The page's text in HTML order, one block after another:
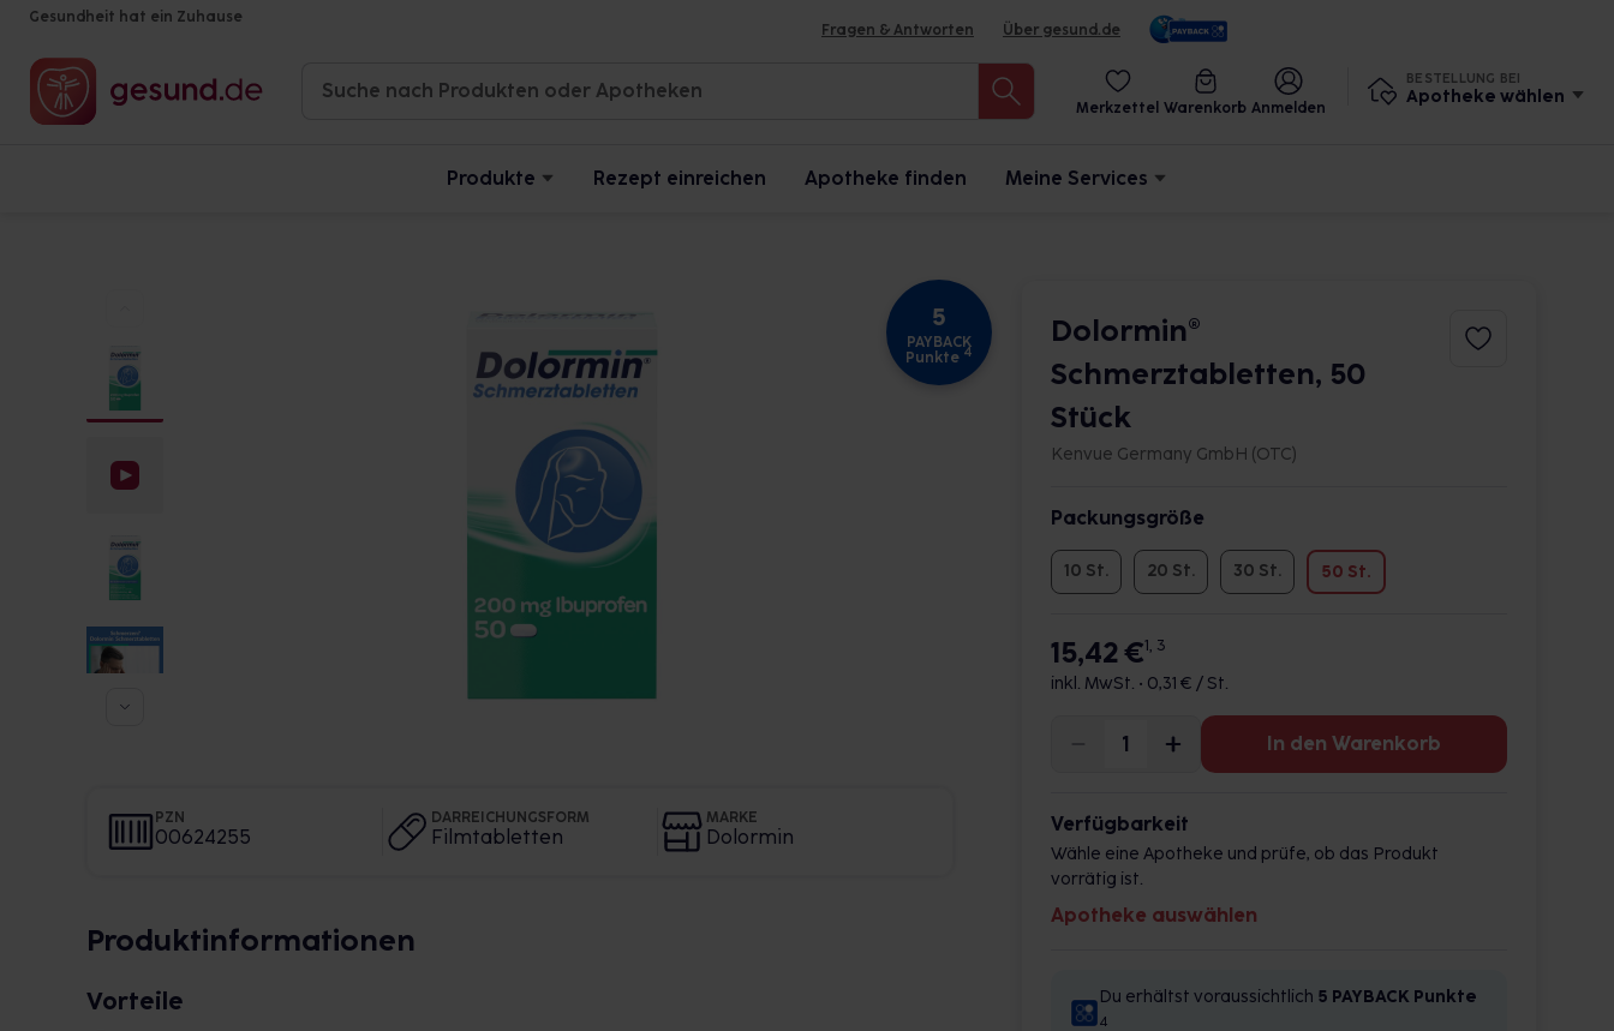
Gesundheit hat ein Zuhause
Fragen & Antworten Über gesund.de
Merkzettel Warenkorb Anmelden
BESTELLUNG BEI
Apotheke wählen
Produkte Rezept einreichen Apotheke finden Meine Services
5
PAYBACK
Punkte 4
PZN
00624255
DARREICHUNGSFORM
Filmtabletten
MARKE
Dolormin
Produktinformationen
Vorteile
Dolormin®
Schmerztabletten, 50
Stück
Kenvue Germany GmbH (OTC)
Packungsgröße
10 St. 20 St. 30 St. 50 St.
15,42 €1, 3
inkl. MwSt. • 0,31 € / St.
In den Warenkorb
Verfügbarkeit
Wähle eine Apotheke und prüfe, ob das Produkt
vorrätig ist.
Apotheke auswählen
Du erhältst voraussichtlich 5 PAYBACK Punkte
4